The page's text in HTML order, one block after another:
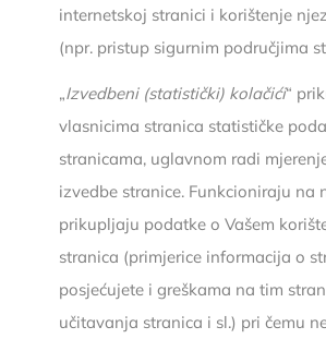
internetskoj stranici i korištenje
(npr. pristup sigurnim područjima
„Izvedbeni (statistički) kolačići“
vlasnicima stranica statističke
stranicama, uglavnom radi
izvedbe stranice. Funkcioniraju na
prikupljaju podatke o Vašem
stranica (primjerice informacija o
posjećujete i greškama na tim
učitavanja stranica i sl.) pri čemu